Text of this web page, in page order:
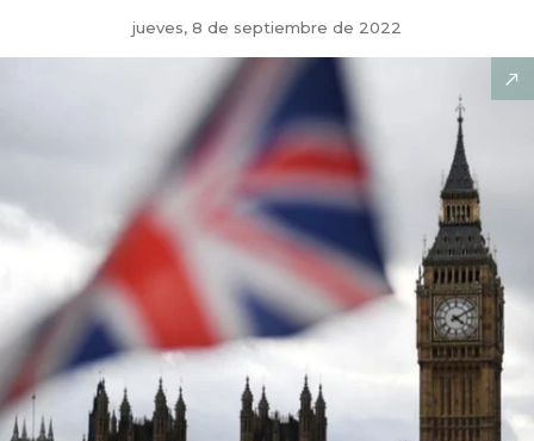
jueves, 8 de septiembre de 2022